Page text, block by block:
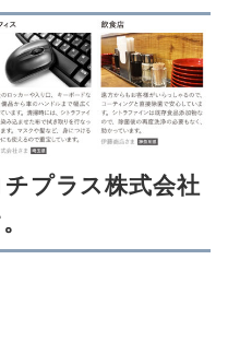
プラス株式会社